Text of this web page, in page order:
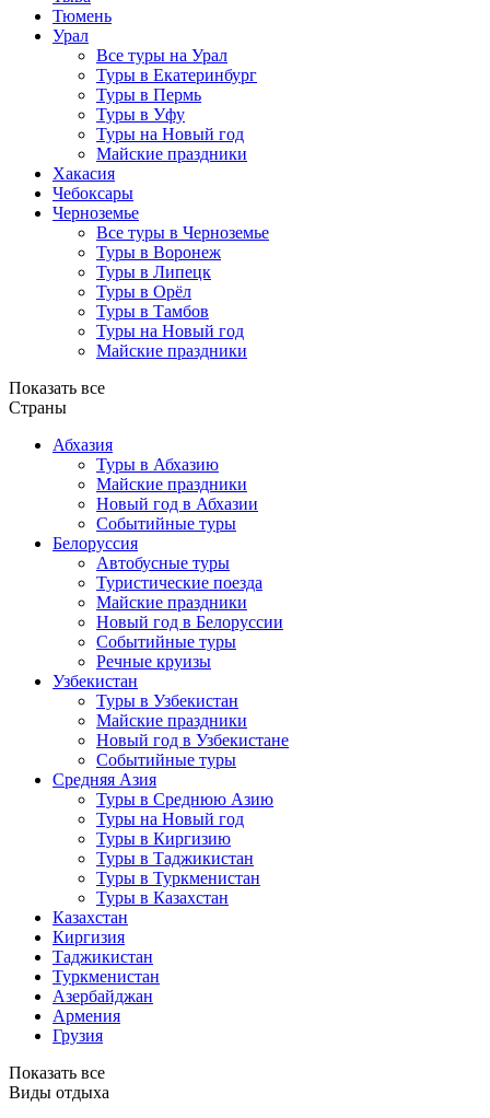
Тюмень
Урал
Все туры на Урал
Туры в Екатеринбург
Туры в Пермь
Туры в Уфу
Туры на Новый год
Майские праздники
Хакасия
Чебоксары
Черноземье
Все туры в Черноземье
Туры в Воронеж
Туры в Липецк
Туры в Орёл
Туры в Тамбов
Туры на Новый год
Майские праздники
Показать все
Страны
Абхазия
Туры в Абхазию
Майские праздники
Новый год в Абхазии
Событийные туры
Белоруссия
Автобусные туры
Туристические поезда
Майские праздники
Новый год в Белоруссии
Событийные туры
Речные круизы
Узбекистан
Туры в Узбекистан
Майские праздники
Новый год в Узбекистане
Событийные туры
Средняя Азия
Туры в Среднюю Азию
Туры на Новый год
Туры в Киргизию
Туры в Таджикистан
Туры в Туркменистан
Туры в Казахстан
Казахстан
Киргизия
Таджикистан
Туркменистан
Азербайджан
Армения
Грузия
Показать все
Виды отдыха